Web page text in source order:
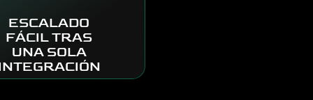
ESCALADO
FÁCIL TRAS
UNA SOLA